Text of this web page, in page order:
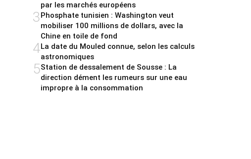
par les marchés européens
3Phosphate tunisien : Washington veut
mobiliser 100 millions de dollars, avec la
Chine en toile de fond
4La date du Mouled connue, selon les calculs
astronomiques
5Station de dessalement de Sousse : La
direction dément les rumeurs sur une eau
impropre à la consommation